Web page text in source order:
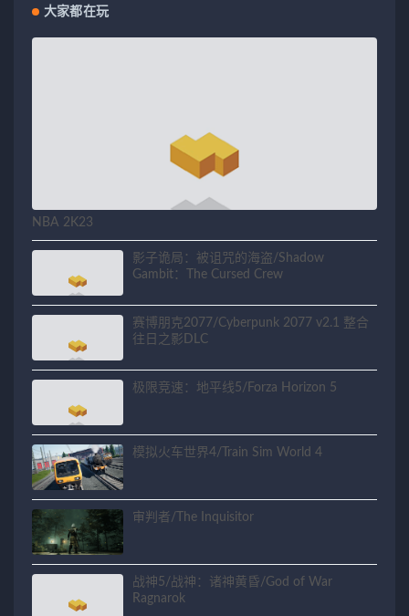
大家都在玩
NBA 2K23
影子诡局：被诅咒的海盗/Shadow
Gambit：The Cursed Crew
赛博朋克2077/Cyberpunk 2077 v2.1 整合
往日之影DLC
极限竞速：地平线5/Forza Horizon 5
模拟火车世界4/Train Sim World 4
审判者/The Inquisitor
战神5/战神：诸神黄昏/God of War
Ragnarok